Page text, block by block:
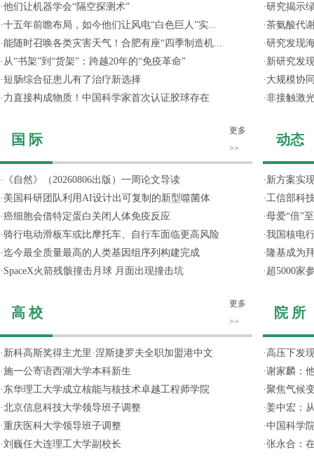
·他们让机器学会“隔空探测术”
·十五年前瞻布局，如今他们让风电“白色巨人”实...
·能随时召唤各类灾害天气！合肥有座“四季制造机...
· 从“书架”到“货架”：跨越20年的“免疫革命”
· 短肠综合征患儿有了治疗新选择
· 力直接构成物质！中国科学家首次认证胶球存在
国 际
更多
>>
·
《自然》（20260806出版）一周论文导读
· 美国科研团队利用AI设计出可复制的新型噬菌体
·癌细胞会借特定蛋白关闭人体免疫反应
·骑行电动滑板车或比摩托车、自行车面临更高风险
·迄今最全质量最高的人类基因组序列构建完成
· SpaceX火箭残骸撞击月球 月面出现撞击坑
高 校
更多
>>
· 新科高斯奖得主尤里·涅斯捷罗夫全职加盟港中文
·施一公寄语西湖大学本科新生
· 东华理工大学成立核能与核技术卓越工程师学院
·北京信息科技大学领导班子调整
·重庆医科大学领导班子调整
·刘巍任大连理工大学副校长
·研究揭示
·茶氨酸代
·研究发现
· 新研究发
· 大规模协
·非接触激
动态
· 新方案实
·工信部科
·母爱“倍”
·我国核电
· 隆基成为
· 超5000家
院 所
· 高压下发
·谢家麟：
·聚焦气候
·姜中宏：
·中国科学
·张永合：